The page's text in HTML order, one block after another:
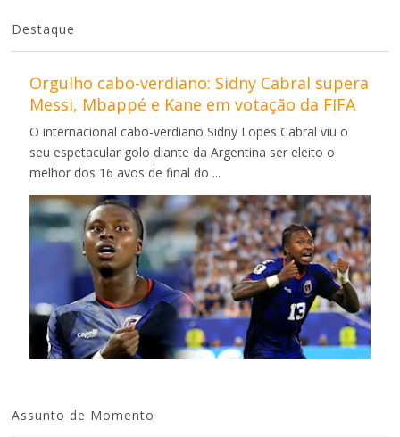
Destaque
Orgulho cabo-verdiano: Sidny Cabral supera
Messi, Mbappé e Kane em votação da FIFA
O internacional cabo-verdiano Sidny Lopes Cabral viu o
seu espetacular golo diante da Argentina ser eleito o
melhor dos 16 avos de final do ...
Assunto de Momento